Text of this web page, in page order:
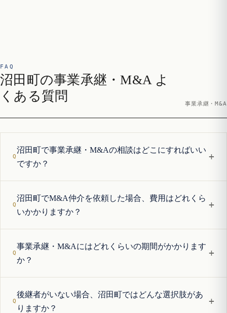
FAQ
沼田町の事業承継・M&A よ
くある質問
事業承継・M&A
沼田町で事業承継・M&Aの相談はどこにすればいい
ですか？
+
沼田町でM&A仲介を依頼した場合、費用はどれくら
いかかりますか？
+
事業承継・M&Aにはどれくらいの期間がかかります
か？
+
後継者がいない場合、沼田町ではどんな選択肢があ
りますか？
+